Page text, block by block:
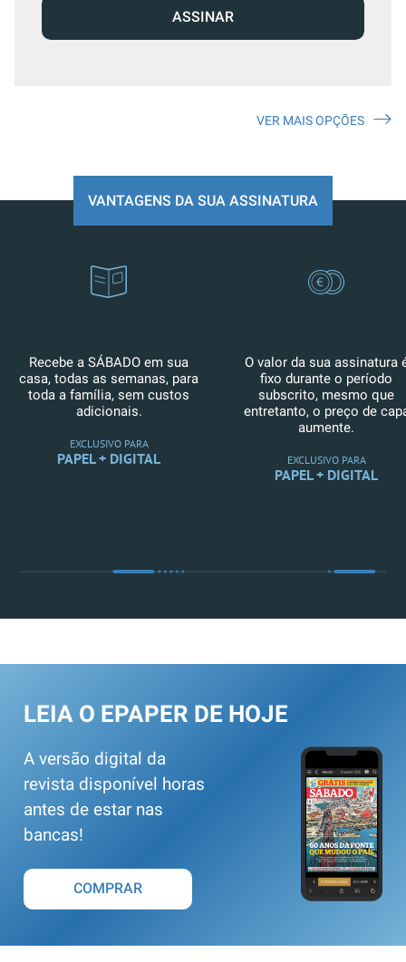
ASSINAR
VER MAIS OPÇÕES
VANTAGENS DA SUA ASSINATURA
Recebe a SÁBADO em sua
casa, todas as semanas, para
toda a família, sem custos
adicionais.
EXCLUSIVO PARA
PAPEL + DIGITAL
O valor da sua assinatura
fixo durante o período
subscrito, mesmo que
entretanto, o preço de
aumente.
EXCLUSIVO PARA
PAPEL + DIGITAL
LEIA O EPAPER DE HOJE
A versão digital da
revista disponível horas
antes de estar nas
bancas!
COMPRAR